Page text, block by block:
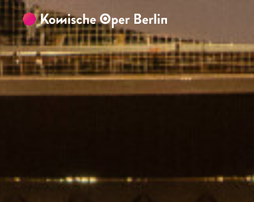
Zum Hauptinhalt springen Zum Footer springen